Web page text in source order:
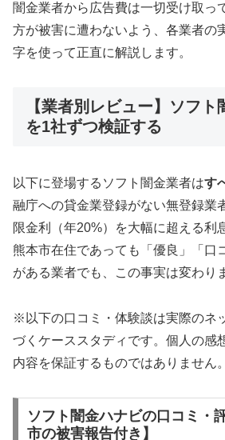
闇金業者から広告費は一切受け取っ
方が被害に遭わないよう、各業者の
字を使って正直に解説します。
【業者別レビュー】ソフ
を1社ずつ検証する
以下に登場するソフト闇金業者はす
融庁への貸金業登録がない無登録業
限金利（年20%）を大幅に超える利
熊本市在住であっても「優良」「口
がある業者でも、この事実は変わり
※以下の口コミ・体験談は実際のネ
づくケーススタディです。個人の感
内容を保証するものではありません。
ソフト闇金ハナビの口コミ・
市の被害報告付き】